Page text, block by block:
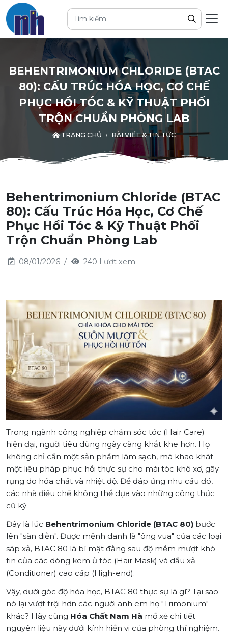
BEHENTRIMONIUM CHLORIDE (BTAC
80): CẤU TRÚC HÓA HỌC, CƠ CHẾ
PHỤC HỒI TÓC & KỸ THUẬT PHỐI
TRỘN CHUẨN PHÒNG LAB
TRANG CHỦ BÀI VIẾT & TIN TỨC
Behentrimonium Chloride (BTAC
80): Cấu Trúc Hóa Học, Cơ Chế
Phục Hồi Tóc & Kỹ Thuật Phối
Trộn Chuẩn Phòng Lab
08/01/2026 240 Lượt xem
Trong ngành công nghiệp chăm sóc tóc (Hair Care)
hiện đại, người tiêu dùng ngày càng khắt khe hơn. Họ
không chỉ cần một sản phẩm làm sạch, mà khao khát
một liệu pháp phục hồi thực sự cho mái tóc khô xơ, gãy
rụng do hóa chất và nhiệt độ. Để đáp ứng nhu cầu đó,
các nhà điều chế không thể dựa vào những công thức
cũ kỹ.
Đây là lúc Behentrimonium Chloride (BTAC 80) bước
lên "sàn diễn". Được mệnh danh là "ông vua" của các loại
sáp xả, BTAC 80 là bí mật đằng sau độ mềm mượt khó
tin của các dòng kem ủ tóc (Hair Mask) và dầu xả
(Conditioner) cao cấp (High-end).
Vậy, dưới góc độ hóa học, BTAC 80 thực sự là gì? Tại sao
nó lại vượt trội hơn các người anh em họ "Trimonium"
khác? Hãy cùng Hóa Chất Nam Hà mổ xẻ chi tiết
nguyên liệu này dưới kính hiển vi của phòng thí nghiệm.